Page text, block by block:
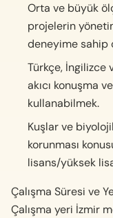
Orta ve büyük
projelerin
deneyime sahip
Türkçe,
akıcı konuşma
kullanabilmek.
Kuşlar ve
korunması
lisans/yüksek
Çalışma Süresi ve
Çalışma yeri İzmir